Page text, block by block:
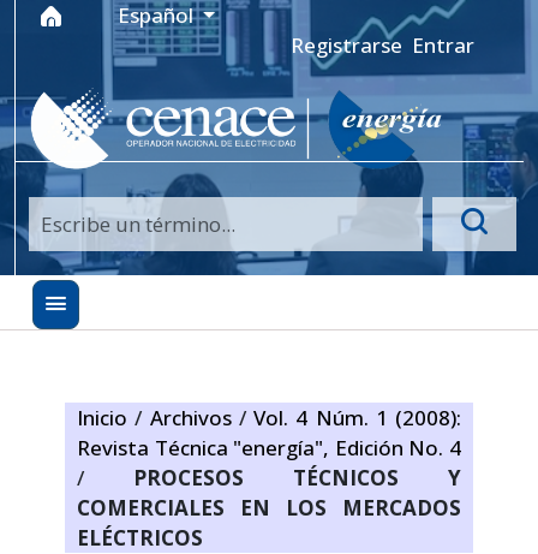
Ir al menú de navegación principal
Ir al contenido principal
Ir al pie de página del sitio
Idioma
Español
Registrarse Entrar
Inicio/ Archivos / Vol. 4 Núm. 1 (2008):
Revista Técnica "energía", Edición No. 4
/
PROCESOS TÉCNICOS Y
COMERCIALES EN LOS MERCADOS
ELÉCTRICOS